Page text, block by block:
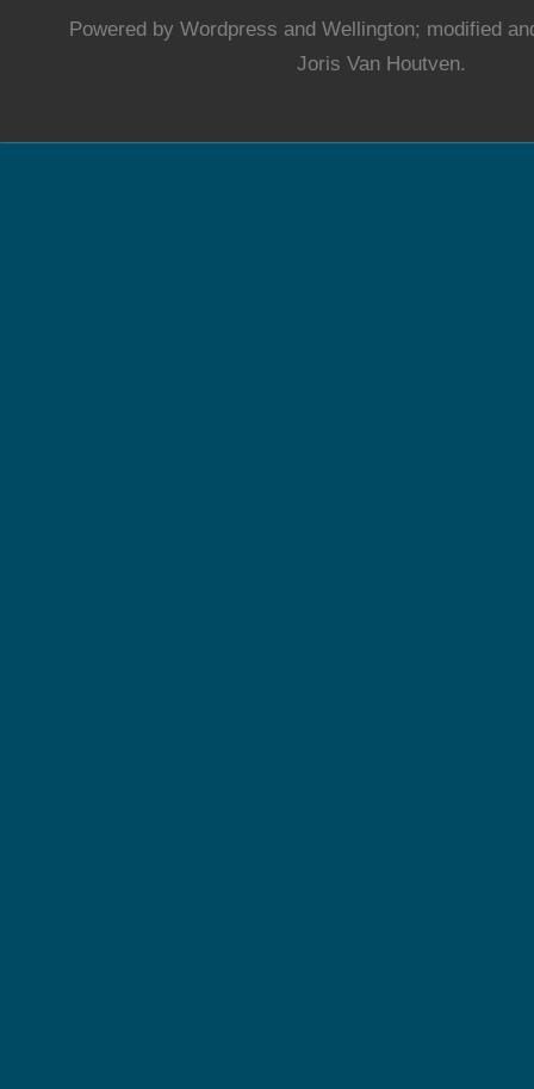
Powered by Wordpress and Wellington; modified
Joris Van Houtven.